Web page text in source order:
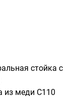
стойка с
из меди C110